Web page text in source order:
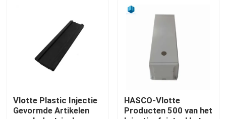
Ongeveer ons
Fabrieksreis
Vlotte Plastic Injectie
Gevormde Artikelen
HASCO-Vlotte
Producten 500 van het